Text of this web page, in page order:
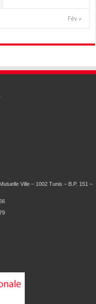
Fév »
Ville – 1002 Tunis – B.P. 151 –